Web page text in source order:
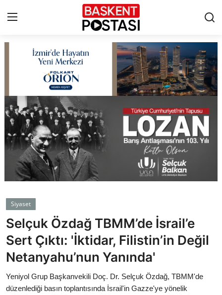
Çerez Politikası
Künye
Ankara
TBMM
Cumhurbaşkanlığı
Bakanlıklar
Siyasi Partiler
Mülki İdare
Siyaset
Selçuk Özdağ TBMM’de İsrail’e
Sert Çıktı: 'İktidar, Filistin’in Değil
Netanyahu’nun Yanında'
Yeniyol Grup Başkanvekili Doç. Dr. Selçuk Özdağ, TBMM'de
düzenlediği basın toplantısında İsrail'in Gazze'ye yönelik